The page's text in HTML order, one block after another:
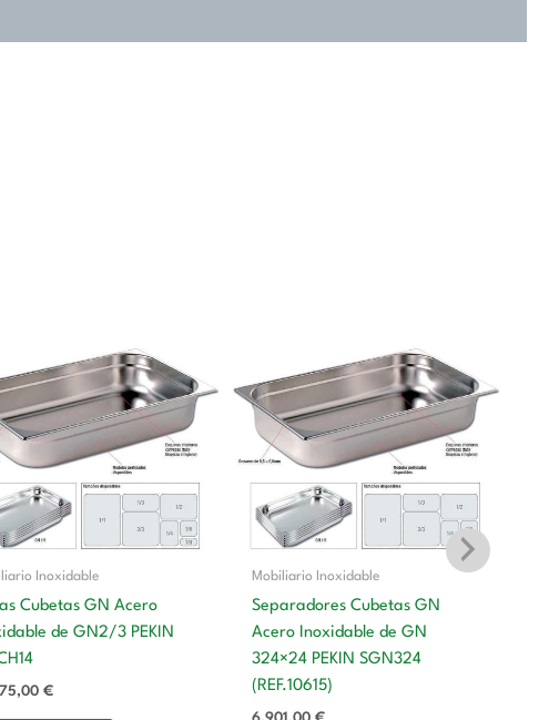
Inoxidable
Cubetas GN Acero
de GN2/3 PEKIN
€
Mobiliario Inoxidable
Separadores Cubetas GN
Acero Inoxidable de GN
324×24 PEKIN SGN324
(REF.10615)